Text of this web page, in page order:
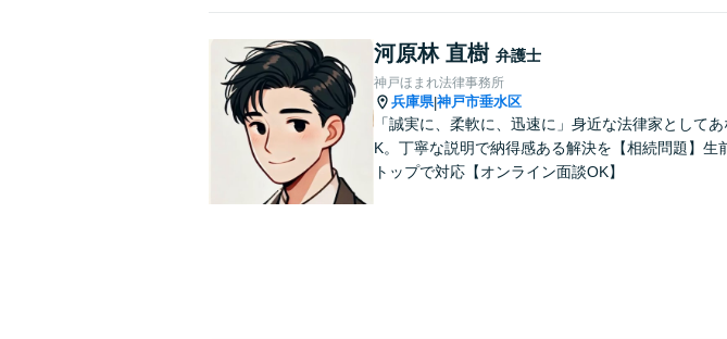
河原林 直樹 弁護士
神戸ほまれ法律事務所
兵庫県|神戸市垂水区
「誠実に、柔軟に、迅速に」身近な法律家として
K。丁寧な説明で納得感ある解決を【相続問題】
トップで対応【オンライン面談OK】